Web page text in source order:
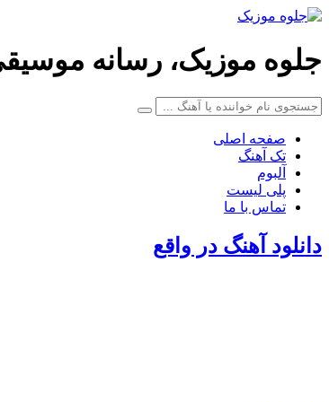
جلوه موزیک، رسانه
صفحه اصلی
تک آهنگ
آلبوم
پلی لیست
تماس با ما
دانلود آهنگ در واقع